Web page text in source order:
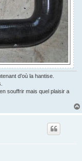
d’où la hantise.
souffrir mais quel plaisir a